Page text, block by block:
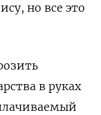
но все это
в руках